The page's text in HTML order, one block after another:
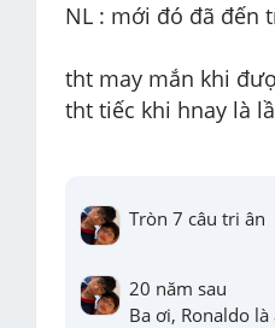
NL : mới đó đã đến
tht may mắn khi
tht tiếc khi hnay là
Tròn 7 câu tri ân
20 năm sau
Ba ơi, Ronaldo là